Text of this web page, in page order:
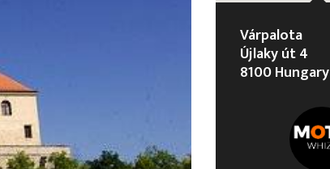
Várpalota
Újlaky út 4
8100 Hungary